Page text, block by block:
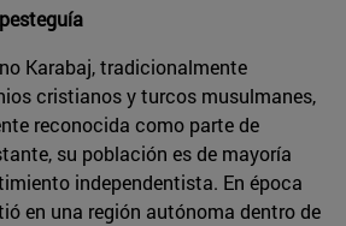
Karabaj, tradicionalmente
cristianos y turcos musulmanes,
reconocida como parte de
su población es de mayoría
independentista. En época
en una región autónoma dentro de